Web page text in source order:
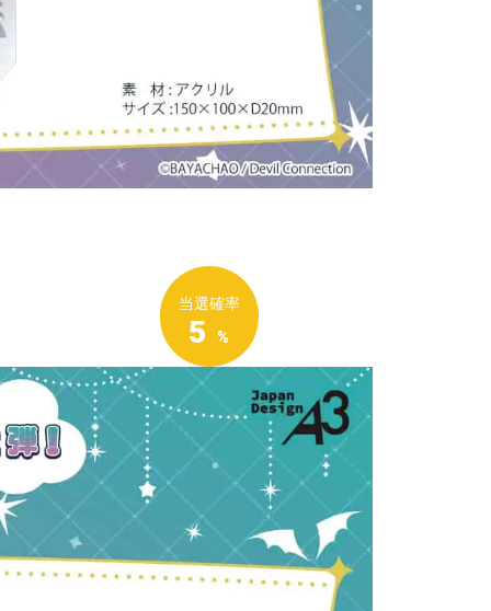
当選確率
5 %